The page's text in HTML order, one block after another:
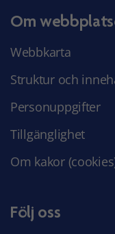
Om
Webbkarta
Struktur och
Personuppgifter
Tillgänglighet
Om kakor
Följ oss